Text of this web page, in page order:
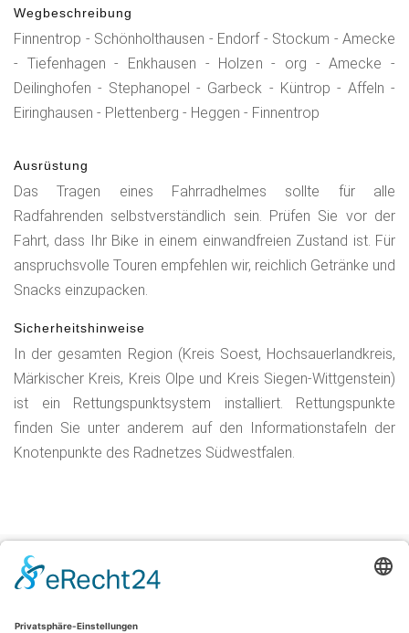
Wegbeschreibung
Finnentrop - Schönholthausen - Endorf - Stockum - Amecke
- Tiefenhagen - Enkhausen - Holzen - org - Amecke -
Deilinghofen - Stephanopel - Garbeck - Küntrop - Affeln -
Eiringhausen - Plettenberg - Heggen - Finnentrop
Ausrüstung
Das Tragen eines Fahrradhelmes sollte für alle
Radfahrenden selbstverständlich sein. Prüfen Sie vor der
Fahrt, dass Ihr Bike in einem einwandfreien Zustand ist. Für
anspruchsvolle Touren empfehlen wir, reichlich Getränke und
Snacks einzupacken.
Sicherheitshinweise
In der gesamten Region (Kreis Soest, Hochsauerlandkreis,
Märkischer Kreis, Kreis Olpe und Kreis Siegen-Wittgenstein)
ist ein Rettungspunktsystem installiert. Rettungspunkte
finden Sie unter anderem auf den Informationstafeln der
Knotenpunkte des Radnetzes Südwestfalen.